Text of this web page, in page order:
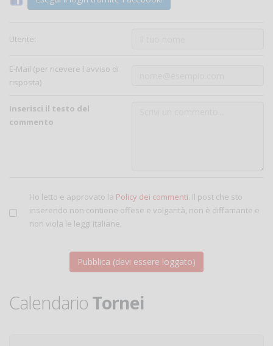
Utente:
E-Mail (per ricevere l'avviso di
risposta)
Inserisci il testo del
commento
Ho letto e approvato la Policy dei commenti. Il post che sto
inserendo non contiene offese e volgarità, non è diffamante e
non viola le leggi italiane.
Calendario Tornei